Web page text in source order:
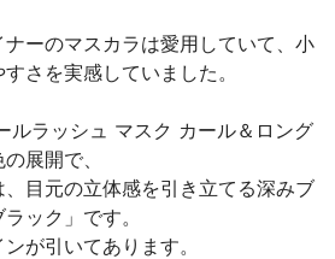
ーのマスカラは愛用していて、小
さを実感していました。
ルラッシュ マスク カール＆ロング
展開で、
目元の立体感を引き立てる深みブ
ック」です。
が引いてあります。